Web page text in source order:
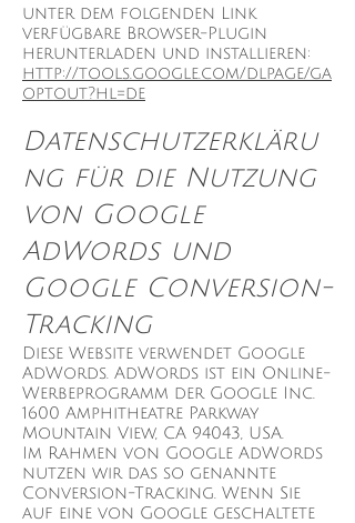
unter dem folgenden Link
verfügbare Browser-Plugin
herunterladen und installieren:
http://tools.google.com/dlpage/ga
optout?hl=de
Datenschutzerkläru
ng für die Nutzung
von Google
AdWords und
Google Conversion-
Tracking
Diese Website verwendet Google
AdWords. AdWords ist ein Online-
Werbeprogramm der Google Inc.
1600 Amphitheatre Parkway
Mountain View, CA 94043, USA.
Im Rahmen von Google AdWords
nutzen wir das so genannte
Conversion-Tracking. Wenn Sie
auf eine von Google geschaltete